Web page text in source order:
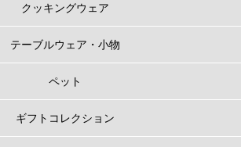
クッキングウェア
テーブルウェア・小物
ペット
ギフトコレクション